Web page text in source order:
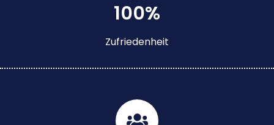
100%
Zufriedenheit